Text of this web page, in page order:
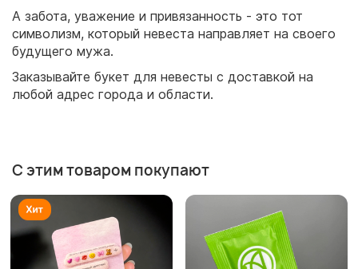
А забота, уважение и привязанность - это тот
символизм, который невеста направляет на своего
будущего мужа.
Заказывайте букет для невесты с доставкой на
любой адрес города и области.
С этим товаром покупают